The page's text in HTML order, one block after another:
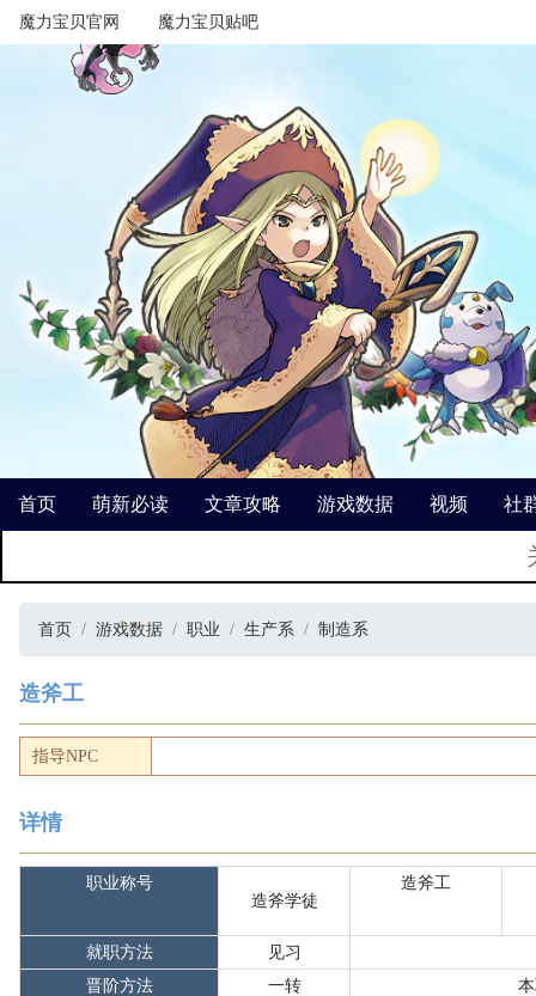
魔力宝贝官网 魔力宝贝贴吧
首页 萌新必读 文章攻略 游戏数据 视频 社
首页 游戏数据 职业 生产系 制造系
造斧工
指导NPC
详情
职业称号
造斧学徒
造斧工
就职方法
见习
晋阶方法
一转